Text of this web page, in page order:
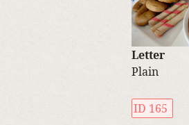
Letter
Plain
ID 165